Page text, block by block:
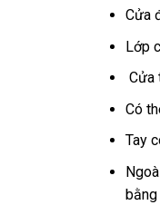
Cửa
Lớp
Cửa
Có
Tay
bằng